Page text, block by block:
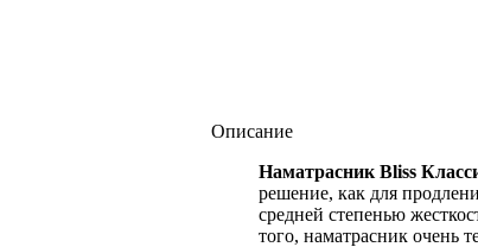
Описание
Наматрасник Bliss
решение, как для
средней степенью
того, наматрасник очень